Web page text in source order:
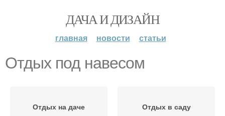
ДАЧА И ДИЗАЙН
главная новости статьи
Отдых под навесом
Отдых на даче Отдых в саду